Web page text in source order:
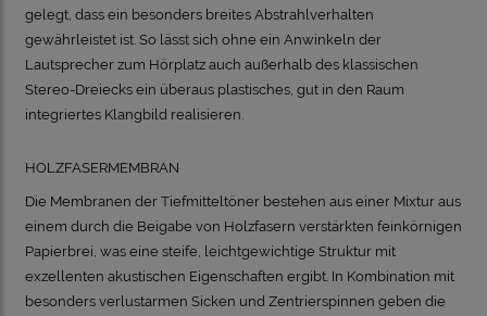
gelegt, dass ein besonders breites Abstrahlverhalten
gewährleistet ist. So lässt sich ohne ein Anwinkeln der
Lautsprecher zum Hörplatz auch außerhalb des klassischen
Stereo-Dreiecks ein überaus plastisches, gut in den Raum
integriertes Klangbild realisieren.
HOLZFASERMEMBRAN
Die Membranen der Tiefmitteltöner bestehen aus einer Mixtur aus
einem durch die Beigabe von Holzfasern verstärkten feinkörnigen
Papierbrei, was eine steife, leichtgewichtige Struktur mit
exzellenten akustischen Eigenschaften ergibt. In Kombination mit
besonders verlustarmen Sicken und Zentrierspinnen geben die